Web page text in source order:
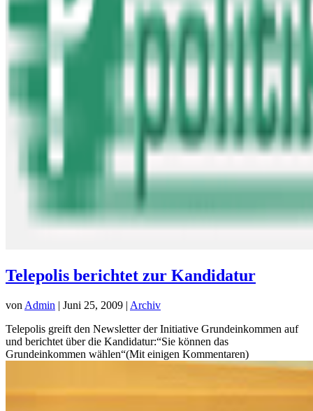
Telepolis berichtet zur Kandidatur
von Admin | Juni 25, 2009 | Archiv
Telepolis greift den Newsletter der Initiative Grundeinkommen auf
und berichtet über die Kandidatur:“Sie können das
Grundeinkommen wählen“(Mit einigen Kommentaren)